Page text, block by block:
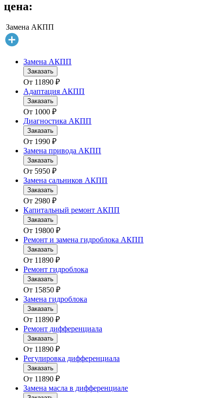
цена:
Замена АКПП
Замена АКПП
Заказать
От 11890 ₽
Адаптация АКПП
Заказать
От 1000 ₽
Диагностика АКПП
Заказать
От 1990 ₽
Замена привода АКПП
Заказать
От 5950 ₽
Замена сальников АКПП
Заказать
От 2980 ₽
Капитальный ремонт АКПП
Заказать
От 19800 ₽
Ремонт и замена гидроблока АКПП
Заказать
От 11890 ₽
Ремонт гидроблока
Заказать
От 15850 ₽
Замена гидроблока
Заказать
От 11890 ₽
Ремонт дифференциала
Заказать
От 11890 ₽
Регулировка дифференциала
Заказать
От 11890 ₽
Замена масла в дифференциале